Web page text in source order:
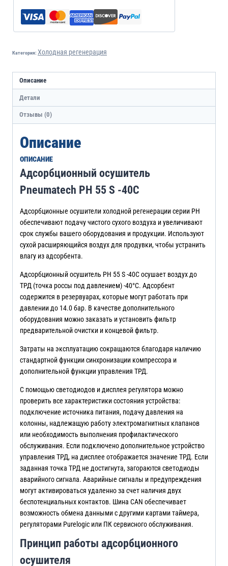
Категория: Холодная регенерация
Описание
Детали
Отзывы (0)
Описание
ОПИСАНИЕ
Адсорбционный осушитель
Pneumatech PH 55 S -40C
Адсорбционные осушители холодной регенерации серии PH
обеспечивают подачу чистого сухого воздуха и увеличивают
срок службы вашего оборудования и продукции. Используют
сухой расширяющийся воздух для продувки, чтобы устранить
влагу из адсорбента.
Адсорбционный осушитель PH 55 S -40C осушает воздух до
ТРД (точка россы под давлением) -40°C. Адсорбент
содержится в резервуарах, которые могут работать при
давлении до 14.0 бар. В качестве дополнительного
оборудования можно заказать и установить фильтр
предварительной очистки и концевой фильтр.
Затраты на эксплуатацию сокращаются благодаря наличию
стандартной функции синхронизации компрессора и
дополнительной функции управления ТРД.
С помощью светодиодов и дисплея регулятора можно
проверить все характеристики состояния устройства:
подключение источника питания, подачу давления на
колонны, надлежащую работу электромагнитных клапанов
или необходимость выполнения профилактического
обслуживания. Если подключено дополнительное устройство
управления ТРД, на дисплее отображается значение ТРД. Если
заданная точка ТРД не достигнута, загораются светодиоды
аварийного сигнала. Аварийные сигналы и предупреждения
могут активироваться удаленно за счет наличия двух
беспотенциальных контактов. Шина CAN обеспечивает
возможность обмена данными с другими картами таймера,
регуляторами Purelogic или ПК сервисного обслуживания.
Принцип работы адсорбционного
осушителя